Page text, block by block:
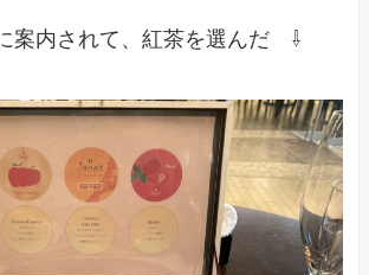
案内されて、紅茶を選んだ ⇩